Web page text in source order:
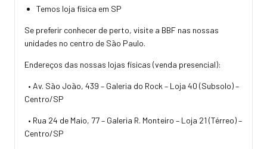
Temos loja física em SP
Se preferir conhecer de perto, visite a BBF nas nossas
unidades no centro de São Paulo.
Endereços das nossas lojas físicas (venda presencial):
• Av. São João, 439 – Galeria do Rock – Loja 40 (Subsolo) –
Centro/SP
• Rua 24 de Maio, 77 – Galeria R. Monteiro – Loja 21 (Térreo) –
Centro/SP